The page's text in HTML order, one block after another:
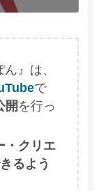
』は、
で
開 を行っ
・クリエ
るよう